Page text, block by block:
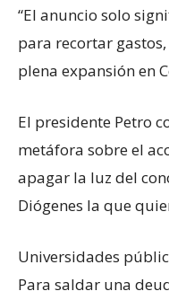
“El anuncio solo
para recortar
plena expansión en
El presidente Petro
metáfora sobre el
apagar la luz del
Diógenes la que
Universidades
Para saldar una